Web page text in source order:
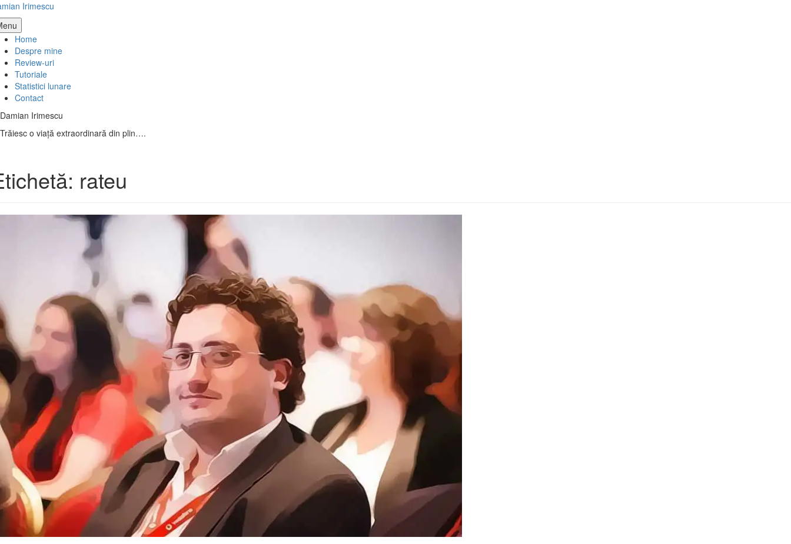
Skip
to
content
Irimescu
Home
Despre mine
Review-uri
Tutoriale
Statistici lunare
Contact
Damian Irimescu
Trăiesc o viață extraordinară din plin….
rateu